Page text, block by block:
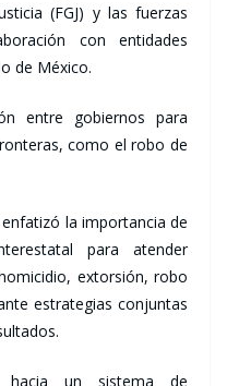
(FGJ) y las fuerzas
con entidades
de México.
entre gobiernos para
como el robo de
la importancia de
para atender
extorsión, robo
estrategias conjuntas
hacia un sistema de